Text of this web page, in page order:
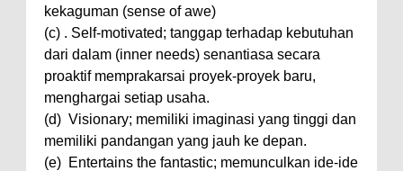
kekaguman (sense of awe)
(c) . Self-motivated; tanggap terhadap kebutuhan
dari dalam (inner needs) senantiasa secara
proaktif memprakarsai proyek-proyek baru,
menghargai setiap usaha.
(d) Visionary; memiliki imaginasi yang tinggi dan
memiliki pandangan yang jauh ke depan.
(e) Entertains the fantastic; memunculkan ide-ide